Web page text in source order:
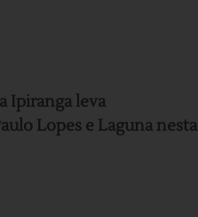
Ipiranga leva
Lopes e Laguna nesta